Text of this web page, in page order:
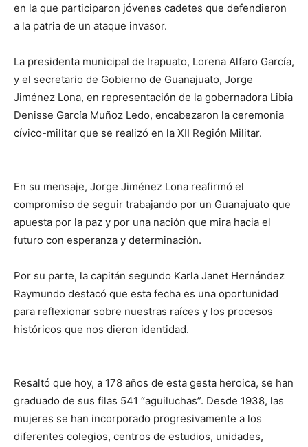
en la que participaron jóvenes cadetes que defendieron
a la patria de un ataque invasor.
La presidenta municipal de Irapuato, Lorena Alfaro García,
y el secretario de Gobierno de Guanajuato, Jorge
Jiménez Lona, en representación de la gobernadora Libia
Denisse García Muñoz Ledo, encabezaron la ceremonia
cívico-militar que se realizó en la XII Región Militar.
En su mensaje, Jorge Jiménez Lona reafirmó el
compromiso de seguir trabajando por un Guanajuato que
apuesta por la paz y por una nación que mira hacia el
futuro con esperanza y determinación.
Por su parte, la capitán segundo Karla Janet Hernández
Raymundo destacó que esta fecha es una oportunidad
para reflexionar sobre nuestras raíces y los procesos
históricos que nos dieron identidad.
Resaltó que hoy, a 178 años de esta gesta heroica, se han
graduado de sus filas 541 “aguiluchas”. Desde 1938, las
mujeres se han incorporado progresivamente a los
diferentes colegios, centros de estudios, unidades,